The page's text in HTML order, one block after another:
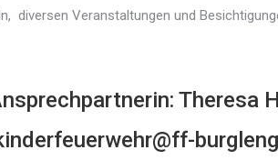
diversen Veranstaltungen und
Theresa